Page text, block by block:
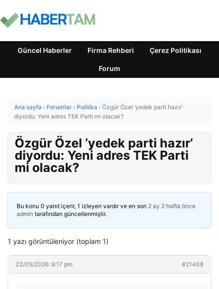
Güncel Haberler Firma Rehberi Çerez Politikası
Forum
Ana sayfa › Forumlar › Politika › Özgür Özel ‘yedek parti hazır’
diyordu: Yeni adres TEK Parti mi olacak?
Özgür Özel ‘yedek parti hazır’
diyordu: Yeni adres TEK Parti
mi olacak?
Bu konu 0 yanıt içerir, 1 izleyen vardır ve en son 2 ay 2 hafta önce
admin tarafından güncellenmiştir.
1 yazı görüntüleniyor (toplam 1)
23/05/2026: 9:17 pm #21408